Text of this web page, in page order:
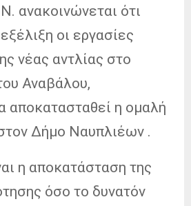
ανακοινώνεται ότι
οι εργασίες
νέας αντλίας στο
Αναβάλου,
αποκατασταθεί η ομαλή
Δήμο Ναυπλιέων .
η αποκατάσταση της
όσο το δυνατόν